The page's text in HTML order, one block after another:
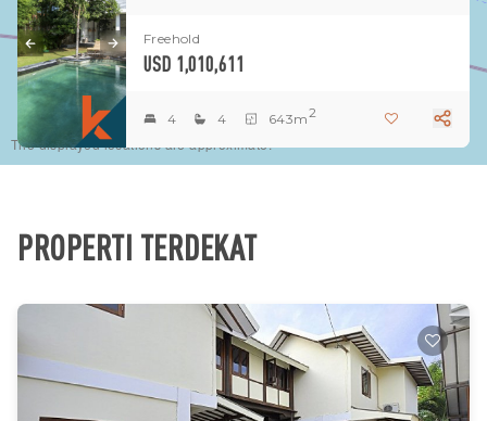
The displayed locations are approximate.
Freehold
USD 1,010,611
4 4 643m2
PROPERTI TERDEKAT